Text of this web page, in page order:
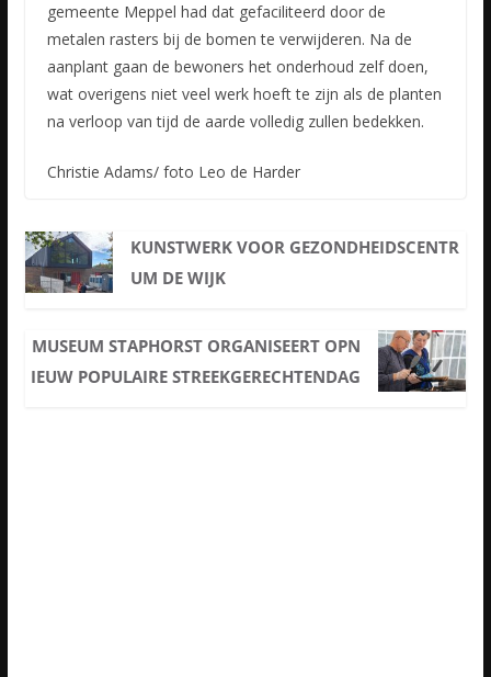
gemeente Meppel had dat gefaciliteerd door de
metalen rasters bij de bomen te verwijderen. Na de
aanplant gaan de bewoners het onderhoud zelf doen,
wat overigens niet veel werk hoeft te zijn als de planten
na verloop van tijd de aarde volledig zullen bedekken.
Christie Adams/ foto Leo de Harder
KUNSTWERK VOOR GEZONDHEIDSCENTR
UM DE WIJK
MUSEUM STAPHORST ORGANISEERT OPN
IEUW POPULAIRE STREEKGERECHTENDAG